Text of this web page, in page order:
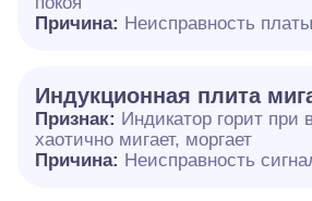
Причина: Неисправность
Индукционная плита
Признак: Индикатор горит при
хаотично мигает, моргает
Причина: Неисправность